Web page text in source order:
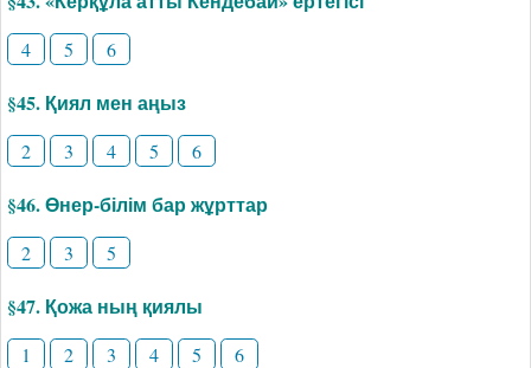
4 5 6
§45. Қиял мен аңыз
2 3 4 5 6
§46. Өнер-білім бар жұрттар
2 3 5
§47. Қожа ның қиялы
1 2 3 4 5 6